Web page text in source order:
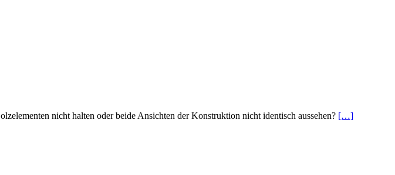
nicht halten oder beide Ansichten der Konstruktion nicht identisch aussehen? […]